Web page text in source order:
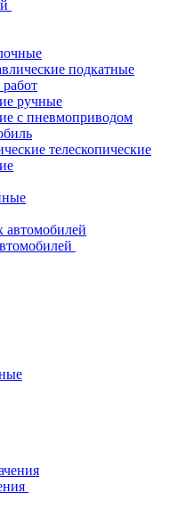
подкатные
ручные
с пневмоприводом
телескопические